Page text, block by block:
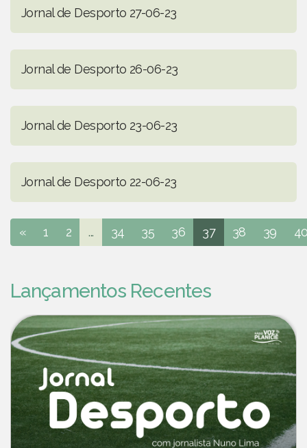
Jornal de Desporto 27-06-23
Jornal de Desporto 26-06-23
Jornal de Desporto 23-06-23
Jornal de Desporto 22-06-23
« 1 2 ... 34 35 36 37 38 39
Lançamentos Recentes